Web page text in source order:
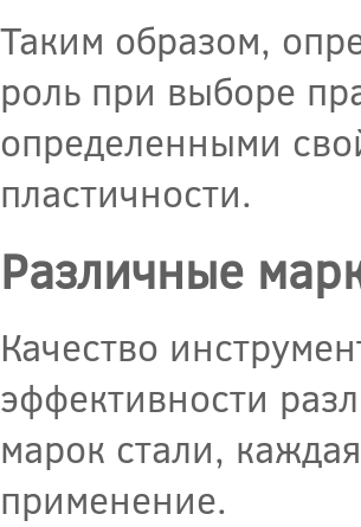
Таким образом,
роль при выборе
определенными
пластичности.
Различные
Качество
эффективности
марок стали,
применение.